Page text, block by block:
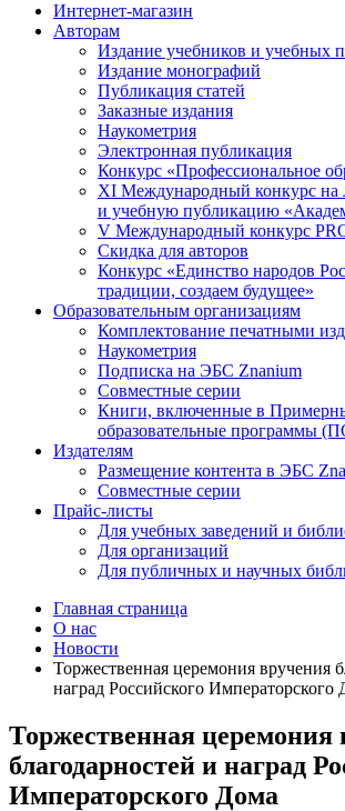
Интернет-магазин
Авторам
Издание учебников и учебных
Издание монографий
Публикация статей
Заказные издания
Наукометрия
Электронная публикация
Конкурс «Профессиональное
XI Международный конкурс
и учебную публикацию
V Международный конкурс
Скидка для авторов
Конкурс «Единство народов
традиции, создаем будущее»
Образовательным организациям
Комплектование печатными
Наукометрия
Подписка на ЭБС Znanium
Совместные серии
Книги, включенные в
образовательные программы
Издателям
Размещение контента в ЭБС
Совместные серии
Прайс-листы
Для учебных заведений и
Для организаций
Для публичных и научных
Главная страница
О нас
Новости
Торжественная церемония вручения
наград Российского Императорского
Торжественная церемония
благодарностей и наград
Императорского Дома